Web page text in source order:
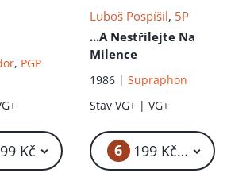
, PGP
Kč
Luboš Pospíšil, 5P
...A Nestřílejte Na
Milence
1986 | Supraphon
Stav VG+ | VG+
6 199 Kč – 399 Kč